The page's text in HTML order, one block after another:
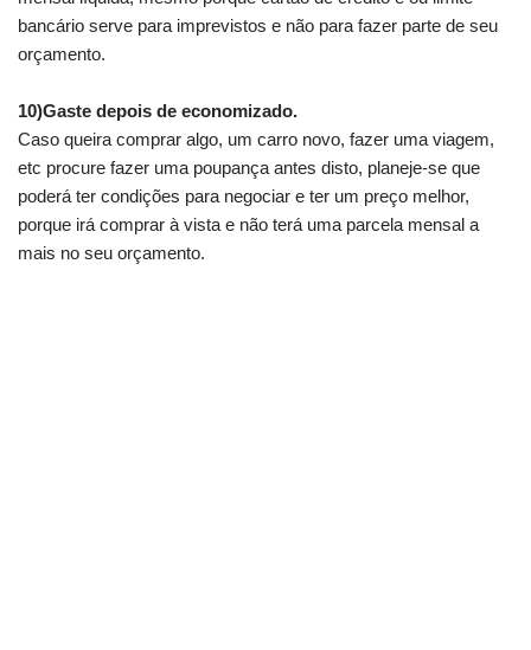
bancário serve para imprevistos e não para fazer parte de seu
orçamento.
10)Gaste depois de economizado.
Caso queira comprar algo, um carro novo, fazer uma viagem,
etc procure fazer uma poupança antes disto, planeje-se que
poderá ter condições para negociar e ter um preço melhor,
porque irá comprar à vista e não terá uma parcela mensal a
mais no seu orçamento.